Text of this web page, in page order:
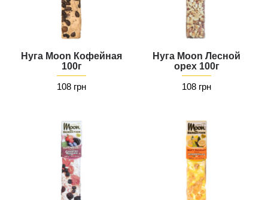
Нуга Moon Кофейная
100г
108 грн
Нуга Moon Лесной
орех 100г
108 грн